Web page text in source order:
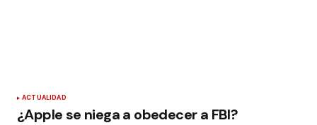
ACTUALIDAD
¿Apple se niega a obedecer a FBI?